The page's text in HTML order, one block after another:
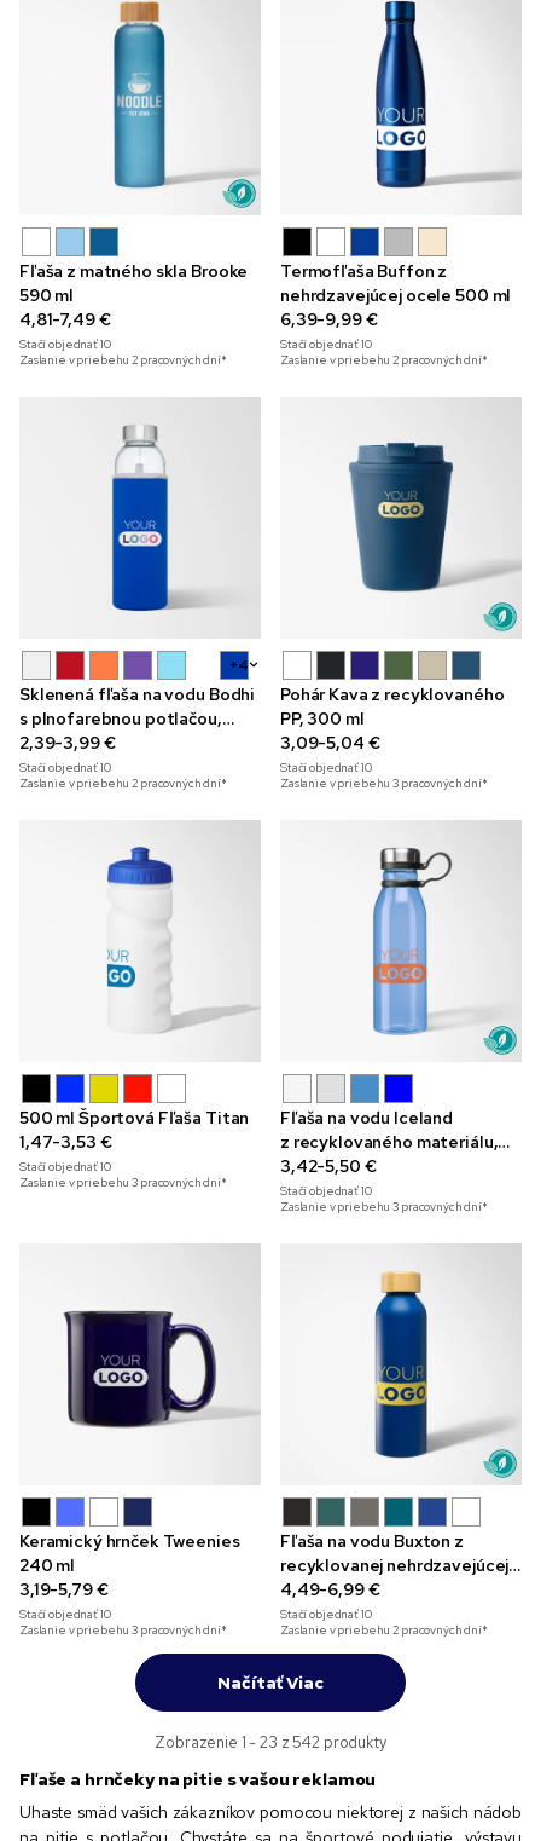
Fľaša z matného skla Brooke
590 ml
4,81-7,49 €
Stačí objednať10
Zaslanie v priebehu 2 pracovných dní*
Termofľaša Buffon z
nehrdzavejúcej ocele 500 ml
6,39-9,99 €
Stačí objednať10
Zaslanie v priebehu 2 pracovných dní*
+4
Sklenená fľaša na vodu Bodhi
s plnofarebnou potlačou,
500 ml
2,39-3,99 €
Stačí objednať10
Zaslanie v priebehu 2 pracovných dní*
Pohár Kava z recyklovaného
PP, 300 ml
3,09-5,04 €
Stačí objednať10
Zaslanie v priebehu 3 pracovných dní*
500 ml Športová Fľaša Titan
1,47-3,53 €
Stačí objednať10
Zaslanie v priebehu 3 pracovných dní*
Fľaša na vodu Iceland
z recyklovaného materiálu,
780 ml
3,42-5,50 €
Stačí objednať10
Zaslanie v priebehu 3 pracovných dní*
Keramický hrnček Tweenies
240 ml
3,19-5,79 €
Stačí objednať10
Zaslanie v priebehu 3 pracovných dní*
Fľaša na vodu Buxton z
recyklovanej nehrdzavejúcej
ocele, 590 ml
4,49-6,99 €
Stačí objednať10
Zaslanie v priebehu 2 pracovných dní*
Načítať Viac
Zobrazenie 1 - 23 z 542 produkty
Fľaše a hrnčeky na pitie s vašou reklamou
Uhaste smäd vašich zákazníkov pomocou niektorej z našich nádob